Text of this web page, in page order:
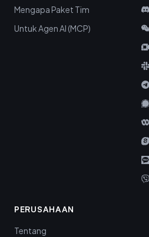
Mengapa Paket Tim
Untuk Agen AI (MCP)
PERUSAHAAN
Tentang